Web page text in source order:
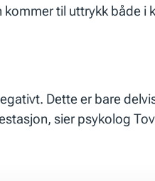
til uttrykk både
Dette er bare
sier psykolog